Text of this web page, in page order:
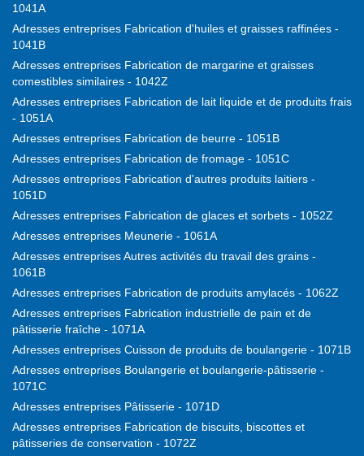
1041A
Adresses entreprises Fabrication d'huiles et graisses raffinées -
1041B
Adresses entreprises Fabrication de margarine et graisses
comestibles similaires - 1042Z
Adresses entreprises Fabrication de lait liquide et de produits frais
- 1051A
Adresses entreprises Fabrication de beurre - 1051B
Adresses entreprises Fabrication de fromage - 1051C
Adresses entreprises Fabrication d'autres produits laitiers -
1051D
Adresses entreprises Fabrication de glaces et sorbets - 1052Z
Adresses entreprises Meunerie - 1061A
Adresses entreprises Autres activités du travail des grains -
1061B
Adresses entreprises Fabrication de produits amylacés - 1062Z
Adresses entreprises Fabrication industrielle de pain et de
pâtisserie fraîche - 1071A
Adresses entreprises Cuisson de produits de boulangerie - 1071B
Adresses entreprises Boulangerie et boulangerie-pâtisserie -
1071C
Adresses entreprises Pâtisserie - 1071D
Adresses entreprises Fabrication de biscuits, biscottes et
pâtisseries de conservation - 1072Z